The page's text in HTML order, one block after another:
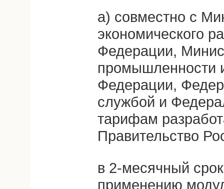
а) совместно с
экономического
Федерации,
промышленности
Федерации,
службой и
тарифам
Правительство
в 2-месячный
применению